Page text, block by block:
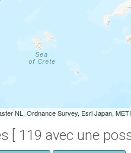
NL, Ordnance Survey, Esri Japan,
[ 119 avec une